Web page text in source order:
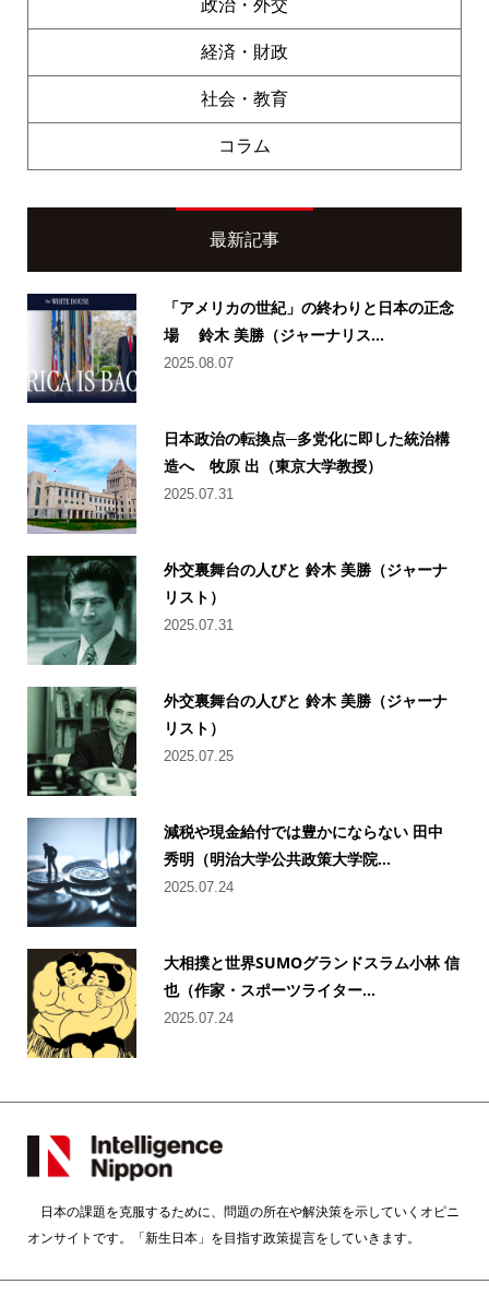
政治・外交
経済・財政
社会・教育
コラム
最新記事
「アメリカの世紀」の終わりと日本の正念
場 鈴木 美勝（ジャーナリス...
2025.08.07
日本政治の転換点─多党化に即した統治構
造へ 牧原 出（東京大学教授）
2025.07.31
外交裏舞台の人びと 鈴木 美勝（ジャーナ
リスト）
2025.07.31
外交裏舞台の人びと 鈴木 美勝（ジャーナ
リスト）
2025.07.25
減税や現金給付では豊かにならない 田中
秀明（明治大学公共政策大学院...
2025.07.24
大相撲と世界SUMOグランドスラム小林 信
也（作家・スポーツライター...
2025.07.24
日本の課題を克服するために、問題の所在や解決策を示していくオピニ
オンサイトです。「新生日本」を目指す政策提言をしていきます。